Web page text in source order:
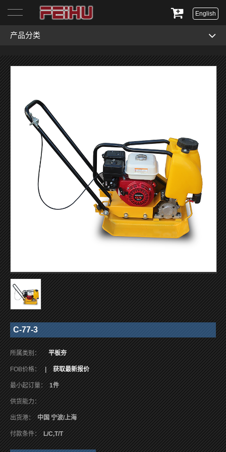
English
产品分类
C-77-3
所属类别： 平板夯
FOB价格： | 获取最新报价
最小起订量： 1件
供货能力：
出货港： 中国 宁波/上海
付款条件： L/C,T/T
首页
关于我们
服务与支持
新闻资讯
联系我们